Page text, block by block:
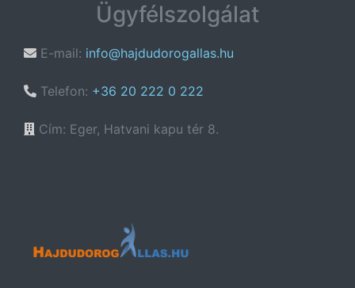
Ügyfélszolgálat
E-mail: info@hajdudorogallas.hu
Telefon: +36 20 222 0 222
Cím: Eger, Hatvani kapu tér 8.